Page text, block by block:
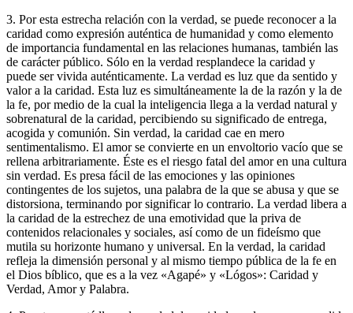
3. Por esta estrecha relación con la verdad, se puede reconocer a la
caridad como expresión auténtica de humanidad y como elemento
de importancia fundamental en las relaciones humanas, también las
de carácter público. Sólo en la verdad resplandece la caridad y
puede ser vivida auténticamente. La verdad es luz que da sentido y
valor a la caridad. Esta luz es simultáneamente la de la razón y la de
la fe, por medio de la cual la inteligencia llega a la verdad natural y
sobrenatural de la caridad, percibiendo su significado de entrega,
acogida y comunión. Sin verdad, la caridad cae en mero
sentimentalismo. El amor se convierte en un envoltorio vacío que se
rellena arbitrariamente. Éste es el riesgo fatal del amor en una cultura
sin verdad. Es presa fácil de las emociones y las opiniones
contingentes de los sujetos, una palabra de la que se abusa y que se
distorsiona, terminando por significar lo contrario. La verdad libera a
la caridad de la estrechez de una emotividad que la priva de
contenidos relacionales y sociales, así como de un fideísmo que
mutila su horizonte humano y universal. En la verdad, la caridad
refleja la dimensión personal y al mismo tiempo pública de la fe en
el Dios bíblico, que es a la vez «Agapé» y «Lógos»: Caridad y
Verdad, Amor y Palabra.